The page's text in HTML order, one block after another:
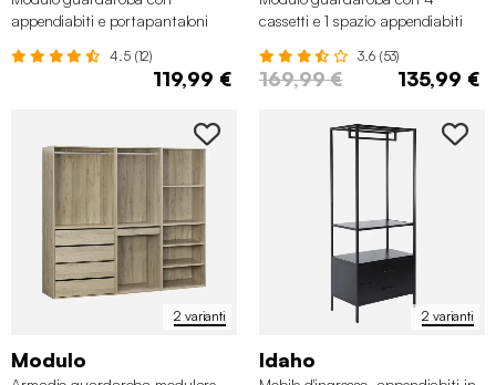
appendiabiti e portapantaloni
4.5 (12)
119,99 €
cassetti e 1 spazio appendiabiti
3.6 (53)
169,99 € 135,99 €
2 varianti
Modulo
2 varianti
Idaho